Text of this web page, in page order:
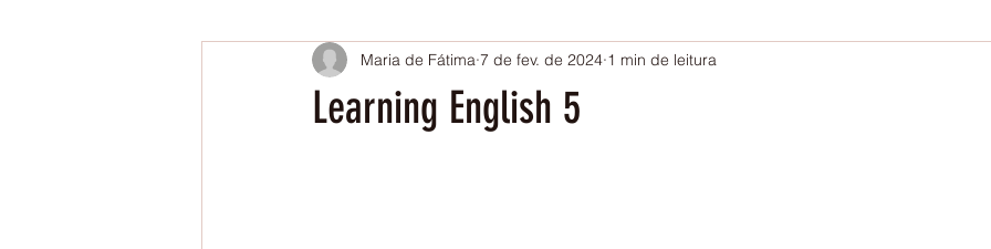
Learning English 5
Maria de Fátima 7 de fev. de 2024 1 min de leitura